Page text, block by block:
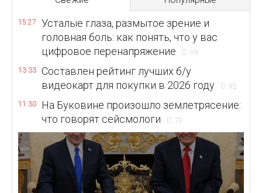
15:27
Усталые глаза, размытое зрение и
головная боль: как понять, что у вас
цифровое перенапряжение
19
13:33
Составлен рейтинг лучших б/у
видеокарт для покупки в 2026 году
92
11:30
На Буковине произошло землетрясение:
что говорят сейсмологи
73